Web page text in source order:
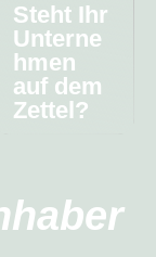
Steht Ihr
Unterne
hmen
auf dem
Zettel?